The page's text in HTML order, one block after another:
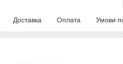
Доставка Оплата Умови